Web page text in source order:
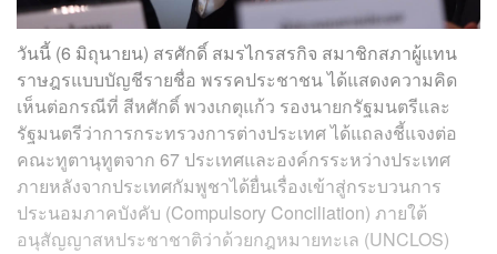
วันนี้ (6 มิถุนายน) สรศักดิ์ สมรไกรสรกิจ สมาชิกสภาผู้แทน
ราษฎรแบบบัญชีรายชื่อ พรรคประชาชน ได้แสดงความคิด
เห็นต่อกรณีที่ สีหศักดิ์ พวงเกตุแก้ว รองนายกรัฐมนตรีและ
รัฐมนตรีว่าการกระทรวงการต่างประเทศ ได้แถลงชี้แจงต่อ
คณะทูตานุทูตจาก 67 ประเทศและองค์กรระหว่างประเทศ
ภายหลังจากประเทศกัมพูชาได้ยื่นเรื่องเข้าสู่กระบวนการ
ประนอมภาคบังคับ (Compulsory Conciliation) ภายใต้
อนุสัญญาสหประชาชาติว่าด้วยกฎหมายทะเล (UNCLOS)